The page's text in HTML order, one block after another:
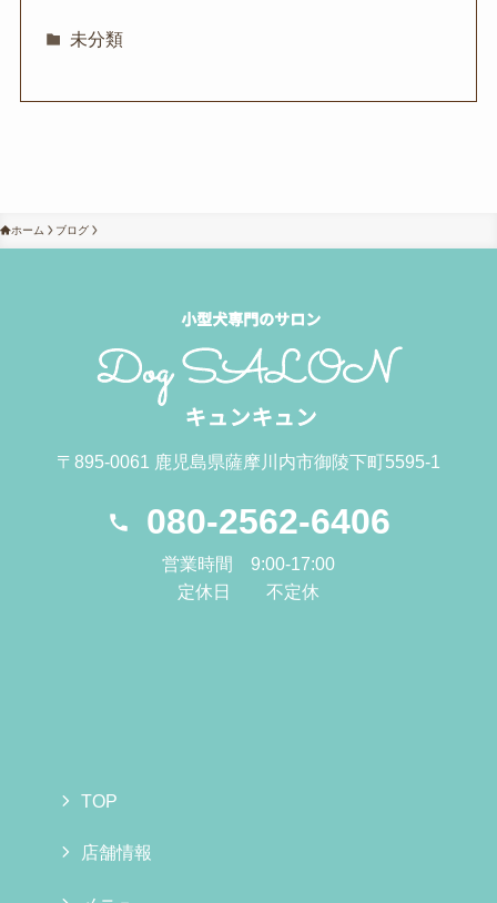
未分類
ホーム ブログ
〒895-0061 鹿児島県薩摩川内市御陵下町5595-1
080-2562-6406
営業時間 9:00-17:00
定休日 不定休
TOP
店舗情報